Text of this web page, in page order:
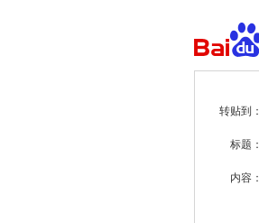
转贴到：
标题：
内容：